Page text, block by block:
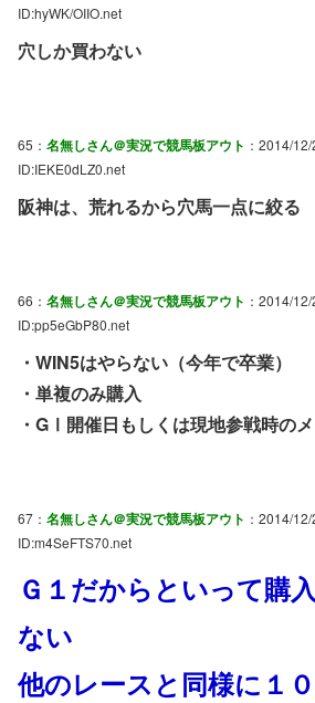
ID:hyWK/OIIO.net
穴しか買わない
65： 名無しさん＠実況で競馬板アウト ：2014/
ID:IEKE0dLZ0.net
阪神は、荒れるから穴馬一点に絞る
66： 名無しさん＠実況で競馬板アウト ：2014/
ID:pp5eGbP80.net
・WIN5はやらない（今年で卒業）
・単複のみ購入
・GⅠ開催日もしくは現地参戦時の
67： 名無しさん＠実況で競馬板アウト ：2014/
ID:m4SeFTS70.net
Ｇ１だからといって購
ない
他のレースと同様に１